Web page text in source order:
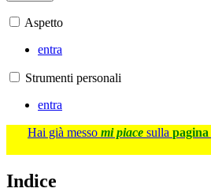
Aspetto
entra
Strumenti personali
entra
Hai già messo mi piace sulla pagina
Indice